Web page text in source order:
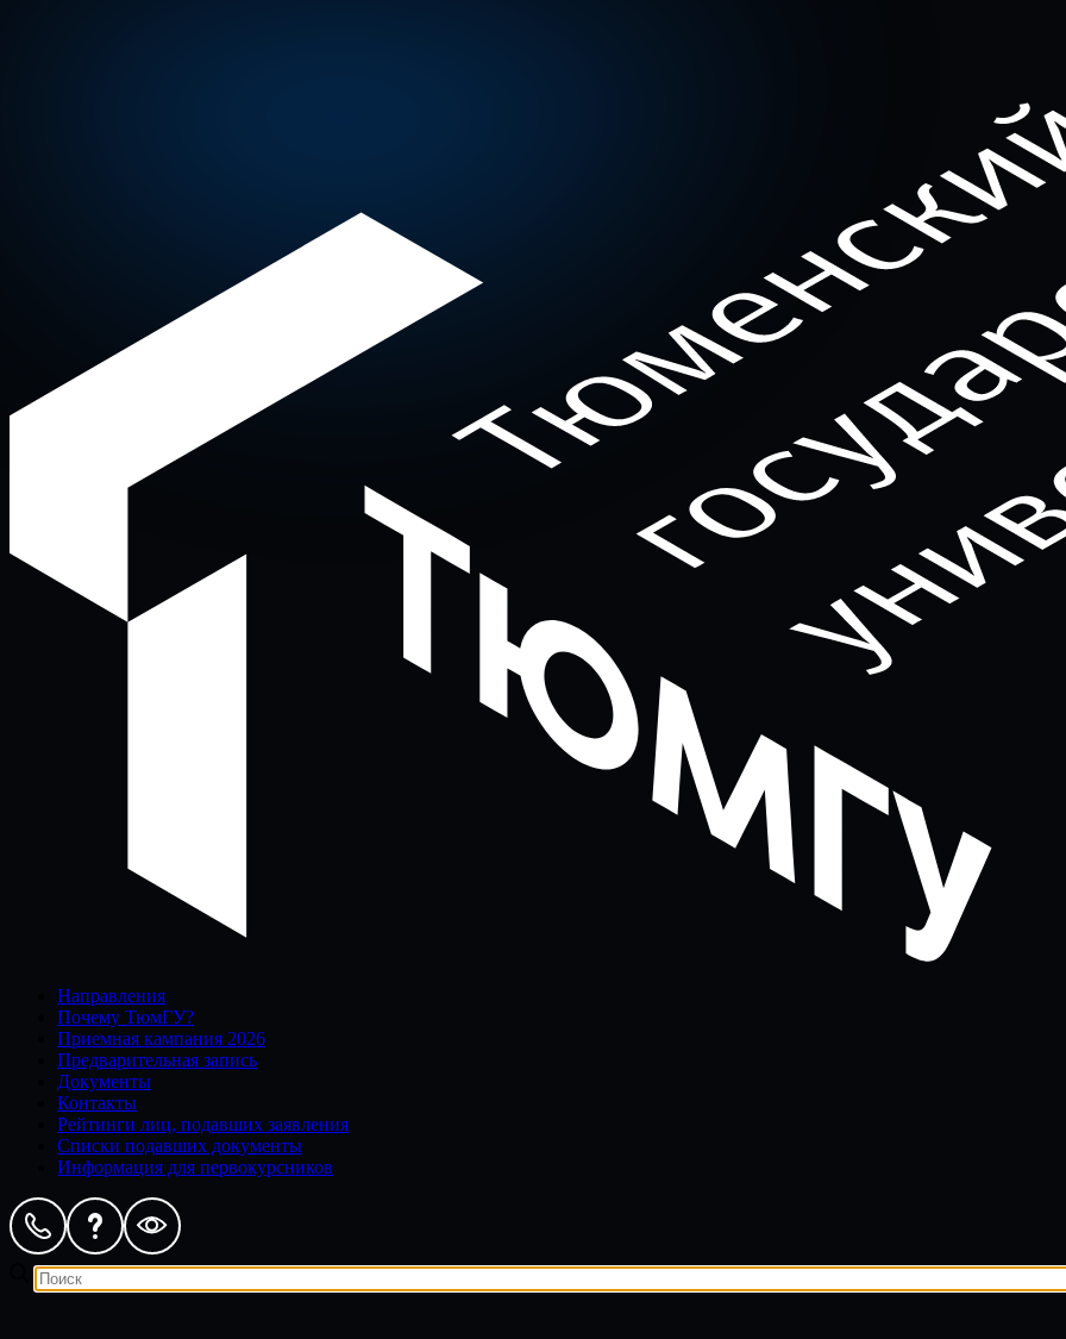
Направления
Почему ТюмГУ?
Приемная кампания 2026
Предварительная запись
Документы
Контакты
Рейтинги лиц, подавших заявления
Списки подавших документы
Информация для первокурсников